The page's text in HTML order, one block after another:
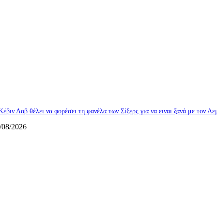
Λοβ θέλει να φορέσει τη φανέλα των Σίξερς για να ειναι ξανά με τον
08/2026